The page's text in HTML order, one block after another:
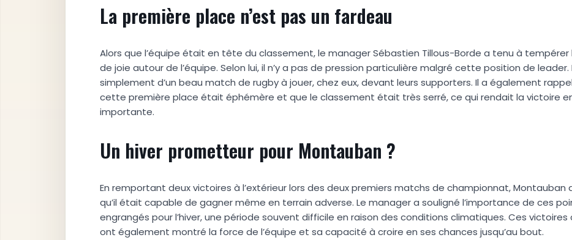
La première place n’est pas un fardeau
Alors que l’équipe était en tête du classement, le manager Sébastien Tillous-Borde a tenu à tempérer
de joie autour de l’équipe. Selon lui, il n’y a pas de pression particulière malgré cette position de leader.
simplement d’un beau match de rugby à jouer, chez eux, devant leurs supporters. Il a également
cette première place était éphémère et que le classement était très serré, ce qui rendait la victoire
importante.
Un hiver prometteur pour Montauban ?
En remportant deux victoires à l’extérieur lors des deux premiers matchs de championnat, Montauban
qu’il était capable de gagner même en terrain adverse. Le manager a souligné l’importance de ces
engrangés pour l’hiver, une période souvent difficile en raison des conditions climatiques. Ces victoires
ont également montré la force de l’équipe et sa capacité à croire en ses chances jusqu’au bout.